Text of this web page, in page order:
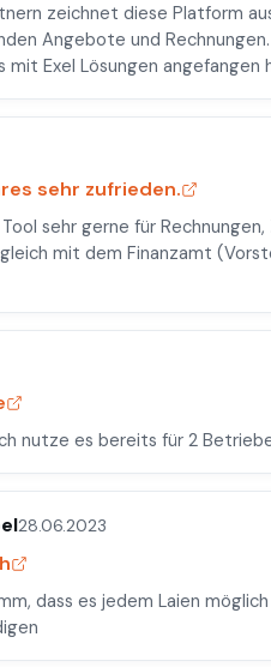
zeichnet diese Platform
Angebote und
mit Exel Lösungen angefangen
sehr zufrieden.
sehr gerne für
mit dem Finanzamt
nutze es bereits für 2
28.06.2023
dass es jedem Laien